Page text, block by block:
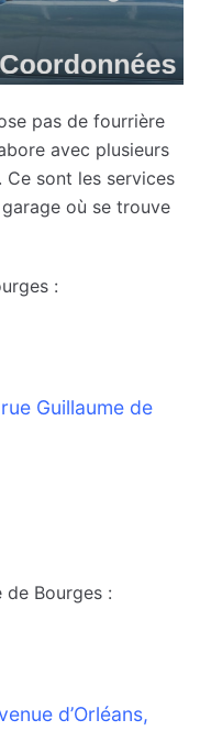
pas de fourrière
avec plusieurs
sont les services
où se trouve
:
Guillaume de
Bourges :
d’Orléans,